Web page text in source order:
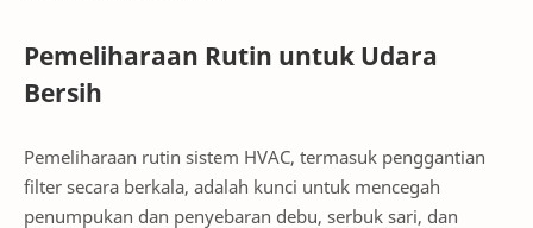
Pemeliharaan Rutin untuk Udara
Bersih
Pemeliharaan rutin sistem HVAC, termasuk penggantian
filter secara berkala, adalah kunci untuk mencegah
penumpukan dan penyebaran debu, serbuk sari, dan